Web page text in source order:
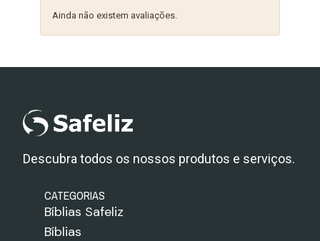
Ainda não existem avaliações.
Descubra todos os nossos produtos e serviços.
CATEGORIAS
Bíblias Safeliz
Bíblias